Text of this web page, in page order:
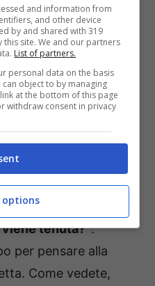
più breve tempo
di tutta la vostra
dovrete fare
parola.
molto
quindi avere diversi
in questione recita:
tenuta?”.
per pensare alla
Come vedete,
and information from
and other device
by and shared with 319
site. We and our partners
List of partners.
personal data on the basis
object to by managing
at the bottom of this page
withdraw consent in privacy
options